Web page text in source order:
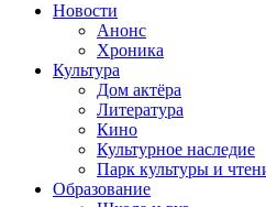
Новости
Анонс
Хроника
Культура
Дом актёра
Литература
Кино
Культурное наследие
Парк культуры и
Образование